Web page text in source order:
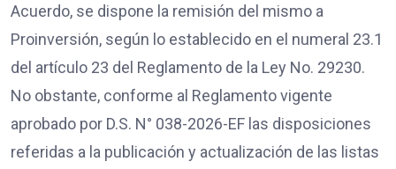
Acuerdo, se dispone la remisión del mismo a
Proinversión, según lo establecido en el numeral 23.1
del artículo 23 del Reglamento de la Ley No. 29230.
No obstante, conforme al Reglamento vigente
aprobado por D.S. N° 038-2026-EF las disposiciones
referidas a la publicación y actualización de las listas